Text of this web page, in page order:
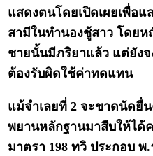
แสดงตนโดยเปิดเผยเพื่อ
สามีในทำนองชู้สาว โดยห
ชายนั้นมีภริยาแล้ว แต่ยังจ
ต้องรับผิดใช้ค่าทดแทน
แม้จำเลยที่ 2 จะขาดนัดยื่
พยานหลักฐานมาสืบให้ได้
มาตรา 198 ทวิ ประกอบ พ